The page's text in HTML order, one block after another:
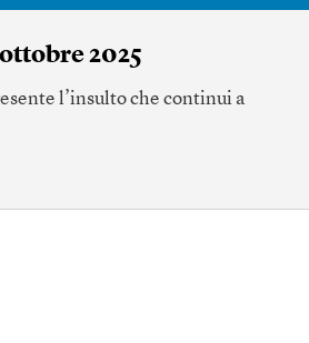
2025
l’insulto che continui a